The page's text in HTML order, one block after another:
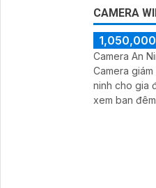
CAMERA
Camera An
Camera
ninh cho gia đình
xem ban